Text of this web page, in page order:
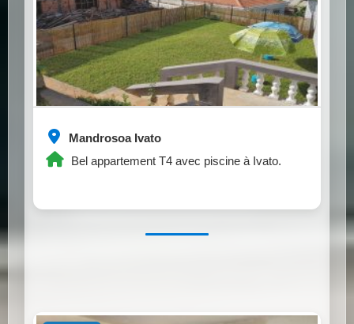
Mandrosoa Ivato
Bel appartement T4 avec piscine à Ivato.